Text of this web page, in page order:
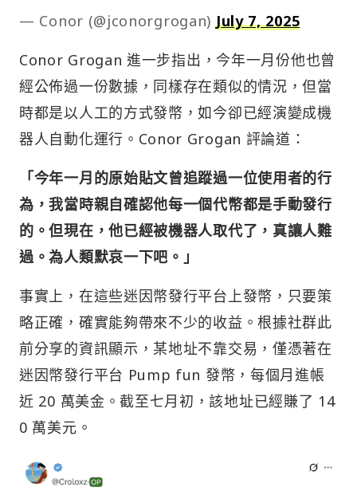
— Conor (@jconorgrogan) July 7, 2025
Conor Grogan 進一步指出，今年一月份他也曾
經公佈過一份數據，同樣存在類似的情況，但當
時都是以人工的方式發幣，如今卻已經演變成機
器人自動化運行。Conor Grogan 評論道：
「今年一月的原始貼文曾追蹤過一位使用者的行
為，我當時親自確認他每一個代幣都是手動發行
的。但現在，他已經被機器人取代了，真讓人難
過。為人類默哀一下吧。」
事實上，在這些迷因幣發行平台上發幣，只要策
略正確，確實能夠帶來不少的收益。根據社群此
前分享的資訊顯示，某地址不靠交易，僅憑著在
迷因幣發行平台 Pump fun 發幣，每個月進帳
近 20 萬美金。截至七月初，該地址已經賺了 14
0 萬美元。